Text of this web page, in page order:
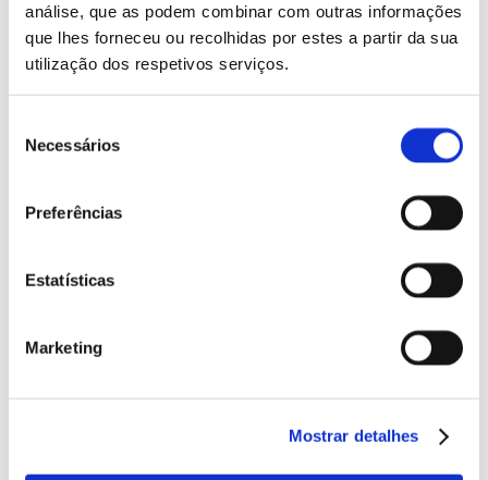
análise, que as podem combinar com outras informações
que lhes forneceu ou recolhidas por estes a partir da sua
utilização dos respetivos serviços.
Necessários
Preferências
Estatísticas
Marketing
Mostrar detalhes
PREMIO VOGUE 2022